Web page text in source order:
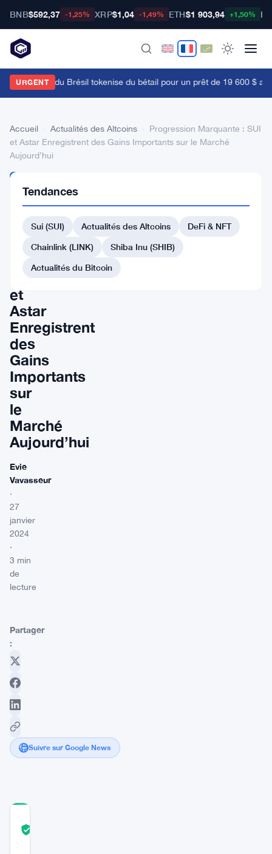
BNB$592,37 -1,25% XRP$1,04 -1,49% ETH$1 903,94 +1,50%
URGENT
Bourse B3 du Brésil tokenise du bétail pour un prêt de 19 600 $
Accueil Actualités des Altcoins
Progression Marquante : SUI
et Astar Enregistrent des Gains Importants sur le Marché
Aujourd’hui
DES
ALTCOINS
Progression
Marquante
et
Astar
Enregistrent
des
Gains
Importants
sur
le
Marché
Aujourd’hui
Evie
Vavasseur
·
27
janvier
2024
·
3 min
de
lecture
Partager
:
Suivre sur Google News
Tendances
Sui (SUI) Actualités des Altcoins
DeFi & NFT
Chainlink (LINK)
Shiba Inu (SHIB)
Actualités du Bitcoin